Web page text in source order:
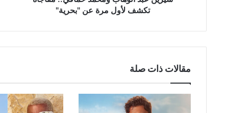
تكشف لأول مرة عن "بحرية"
مقالات ذات صلة